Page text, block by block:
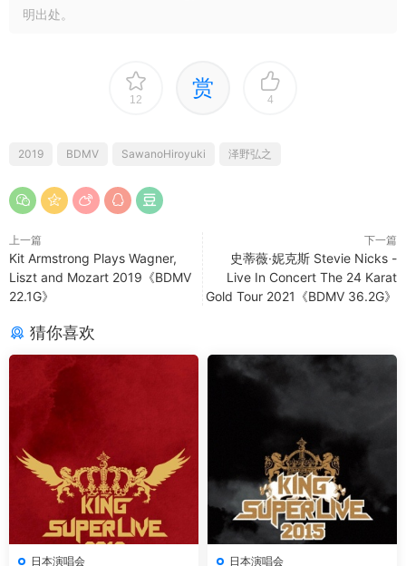
明出处。
12 赏 4
2019 BDMV SawanoHiroyuki 泽野弘之
上一篇
Kit Armstrong Plays Wagner,
Liszt and Mozart 2019《BDMV
22.1G》
下一篇
史蒂薇·妮克斯 Stevie Nicks -
Live In Concert The 24 Karat
Gold Tour 2021《BDMV 36.2G》
猜你喜欢
日本演唱会 日本演唱会